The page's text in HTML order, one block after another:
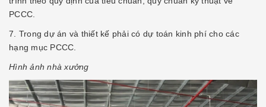
PCCC.
7. Trong dự án và thiết kế phải có dự toán kinh phí cho các
hạng mục PCCC.
Hình ảnh nhà xưởng